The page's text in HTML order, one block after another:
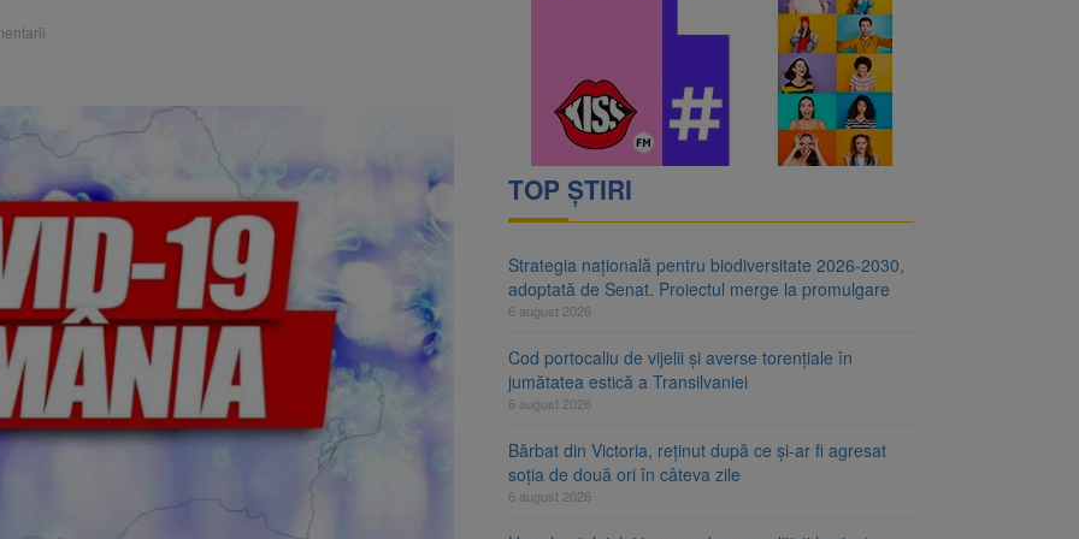
TOP ȘTIRI
Strategia națională pentru biodiversitate 2026-2030,
adoptată de Senat. Proiectul merge la promulgare
6 august 2026
Cod portocaliu de vijelii și averse torențiale în
jumătatea estică a Transilvaniei
6 august 2026
Bărbat din Victoria, reținut după ce și-ar fi agresat
soția de două ori în câteva zile
6 august 2026